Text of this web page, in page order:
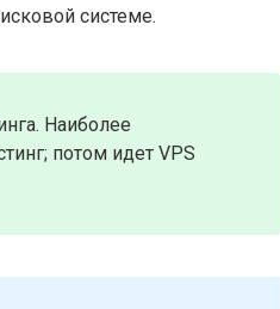
системе.
Наиболее
потом идет VPS